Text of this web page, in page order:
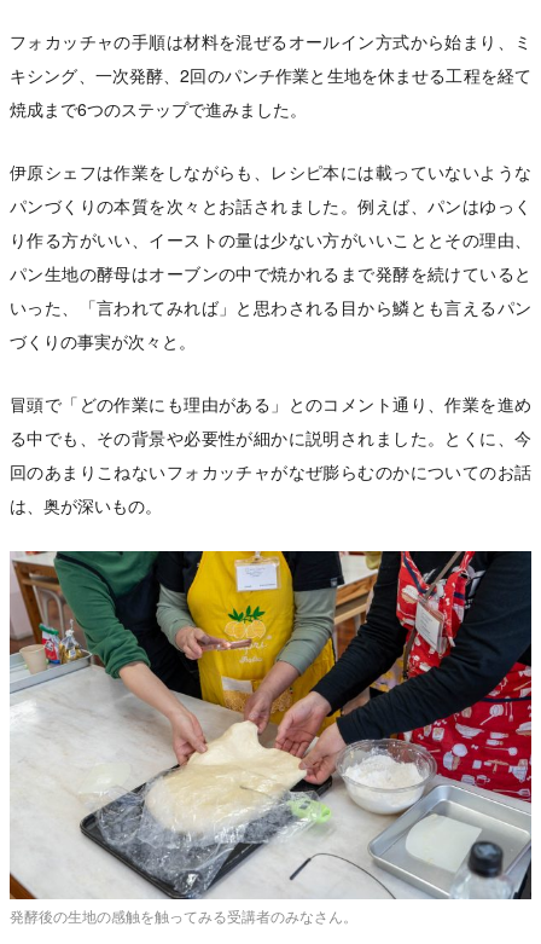
フォカッチャの手順は材料を混ぜるオールイン方式から始まり、ミ
キシング、一次発酵、2回のパンチ作業と生地を休ませる工程を経て
焼成まで6つのステップで進みました。
伊原シェフは作業をしながらも、レシピ本には載っていないような
パンづくりの本質を次々とお話されました。例えば、パンはゆっく
り作る方がいい、イーストの量は少ない方がいいこととその理由、
パン生地の酵母はオーブンの中で焼かれるまで発酵を続けていると
いった、「言われてみれば」と思わされる目から鱗とも言えるパン
づくりの事実が次々と。
冒頭で「どの作業にも理由がある」とのコメント通り、作業を進め
る中でも、その背景や必要性が細かに説明されました。とくに、今
回のあまりこねないフォカッチャがなぜ膨らむのかについてのお話
は、奥が深いもの。
発酵後の生地の感触を触ってみる受講者のみなさん。